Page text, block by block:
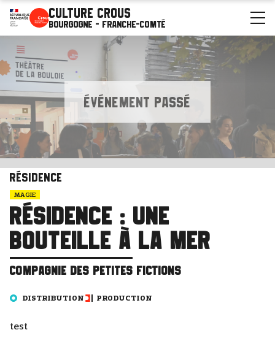
Culture Crous
Bourgogne - Franche-Comté
ÉVÉNEMENT PASSÉ
Résidence
MAGIE
Résidence : Une
bouteille à la mer
COMPAGNIE DES PETITES FICTIONS
DISTRIBUTION PRODUCTION
test